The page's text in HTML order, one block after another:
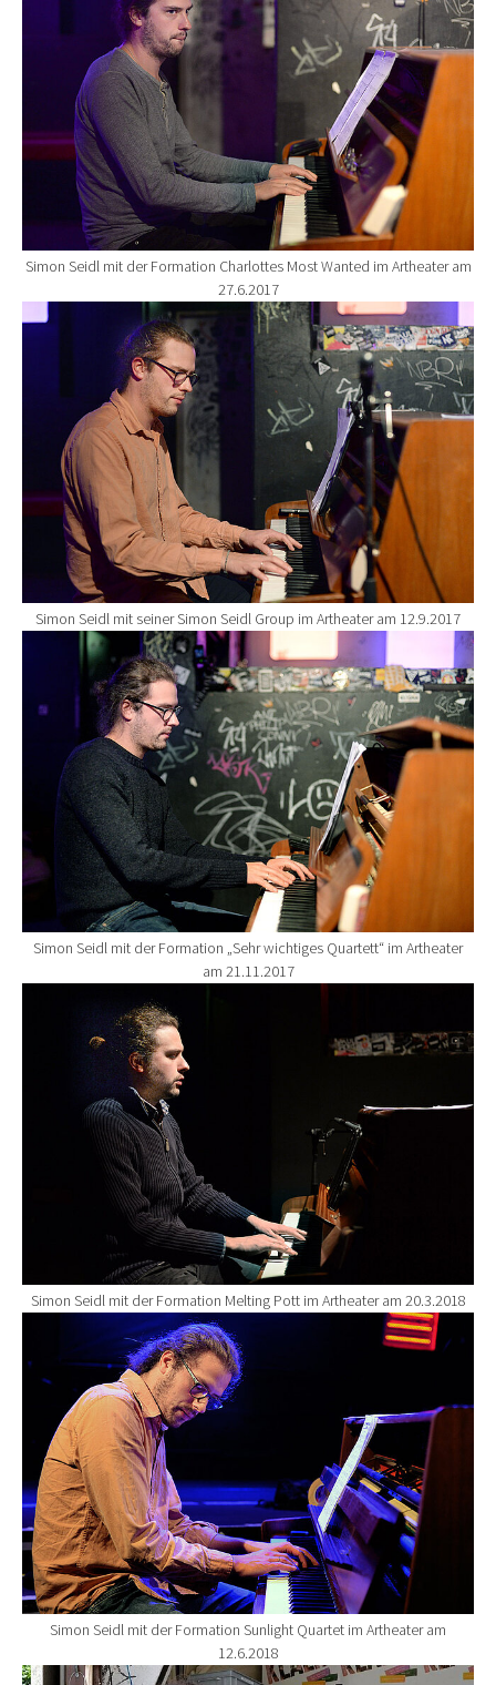
Simon Seidl mit der Formation Charlottes Most Wanted im Artheater am
27.6.2017
Show larger version for:
Simon Seidl mit seiner Simon Seidl Group im Artheater am 12.9.2017
Show larger version for:
Simon Seidl mit der Formation „Sehr wichtiges Quartett“ im Artheater
am 21.11.2017
Show larger version for:
Simon Seidl mit der Formation Melting Pott im Artheater am 20.3.2018
Show larger version for:
Simon Seidl mit der Formation Sunlight Quartet im Artheater am
12.6.2018
Show larger version for: